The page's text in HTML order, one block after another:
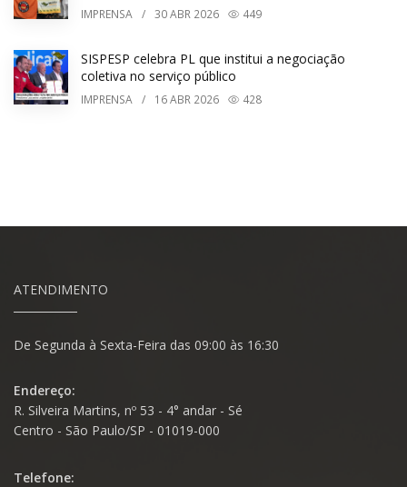
IMPRENSA / 30ABR 2026 449
SISPESP celebra PL que institui a negociação
coletiva no serviço público
IMPRENSA / 16ABR 2026 428
ATENDIMENTO
De Segunda à Sexta-Feira das 09:00 às 16:30
Endereço:
R. Silveira Martins, nº 53 - 4° andar - Sé
Centro - São Paulo/SP - 01019-000
Telefone: